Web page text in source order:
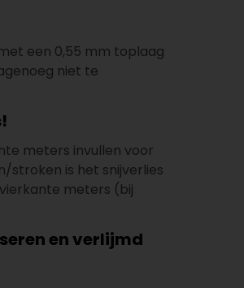
een 0,55 mm toplaag
niet te
meters invullen voor
stroken is het snijverlies
meters (bij
en verlijmd